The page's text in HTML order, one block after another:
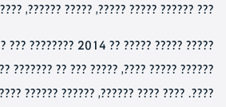
????? ??????, ??????? ?????? ??????.
??? ????? ?????? ???.
????? ??? ?? ??????? ????? ?????? ?????
?????? ?????? ????, ????? ?????? ???